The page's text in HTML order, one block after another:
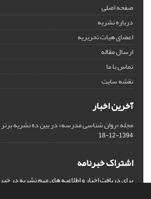
صفحه اصلی
درباره نشریه
اعضای هیات تحریریه
ارسال مقاله
تماس با ما
نقشه سایت
آخرین اخبار
مجله «روان شناسی مدرسه» در بین ده نشریه
1394-12-18
اشتراک خبرنامه
برای دریافت اخبار و اطلاعیه های مهم نشریه در